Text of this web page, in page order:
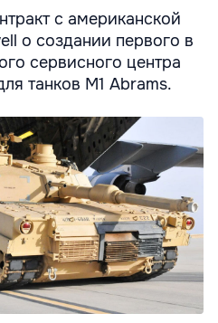
с американской
о создании первого в
сервисного центра
танков M1 Abrams.